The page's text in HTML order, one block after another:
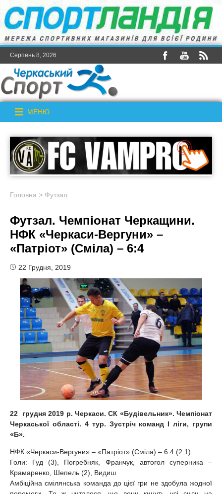
Серпень 8, 2026
МЕНЮ
Головна > Футзал
Футзал. Чемпіонат Черкащини.
НФК «Черкаси-Вергуни» –
«Патріот» (Сміла) – 6:4
22 Грудня, 2019
22 грудня 2019 р. Черкаси. СК «Будівельник». Чемпіонат
Черкаської області. 4 тур. Зустріч команд Іліги, групи
«Б».
НФК «Черкаси-Вергуни» – «Патріот» (Сміла) – 6:4 (2:1)
Голи: Гуд (3), Погребняк, Франчук, автогол суперника –
Крамаренко, Шепель (2), Видиш
Амбіційна смілянська команда до цієї гри не здобула жодної